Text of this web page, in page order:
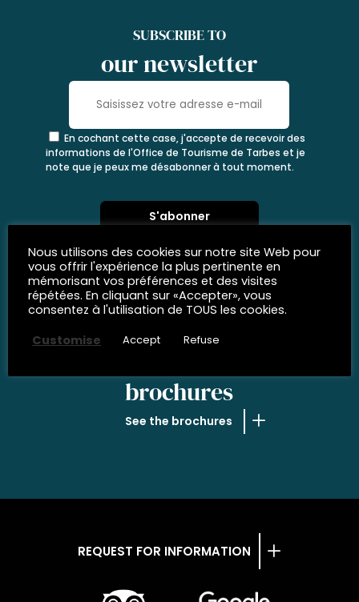
SUBSCRIBE TO
our newsletter
En cochant cette case, j'accepte de recevoir des
informations de l'Office de Tourisme de Tarbes et je
note que je peux me désabonner à tout moment.
brochures
See the brochures
REQUEST FOR INFORMATION
Nous utilisons des cookies sur notre site Web pour
vous offrir l'expérience la plus pertinente en
mémorisant vos préférences et des visites
répétées. En cliquant sur «Accepter», vous
consentez à l'utilisation de TOUS les cookies.
Customise
Accept Refuse